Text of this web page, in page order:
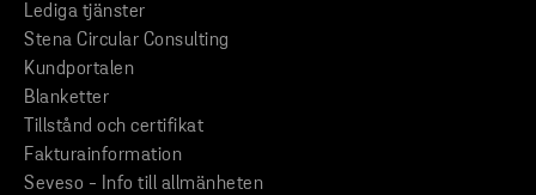
Lediga tjänster
Stena Circular Consulting
Kundportalen
Blanketter
Tillstånd och certifikat
Fakturainformation
Seveso - Info till allmänheten